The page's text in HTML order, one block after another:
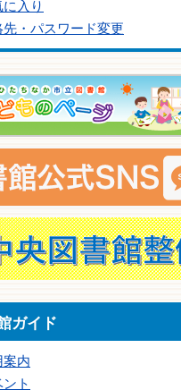
に入り
先・パスワード変更
ガイド
案内
ト